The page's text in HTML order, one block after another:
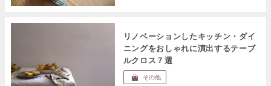
リノベーションしたキッチン・ダイ
ニングをおしゃれに演出するテーブ
ルクロス７選
その他